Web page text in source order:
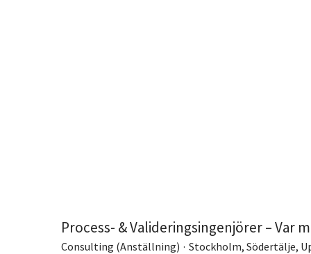
Process- & Valideringsingenjörer – Var
Consulting (Anställning) · Stockholm, Södertälje,